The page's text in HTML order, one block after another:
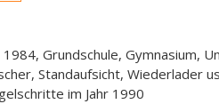
Grundschule, Gymnasium,
Standaufsicht, Wiederlader
im Jahr 1990